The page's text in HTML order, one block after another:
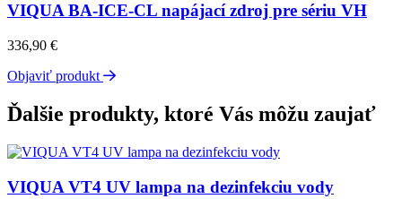
VIQUA BA-ICE-CL napájací zdroj pre sériu VH
336,90 €
Objaviť produkt
Ďalšie produkty, ktoré Vás môžu zaujať
VIQUA VT4 UV lampa na dezinfekciu vody